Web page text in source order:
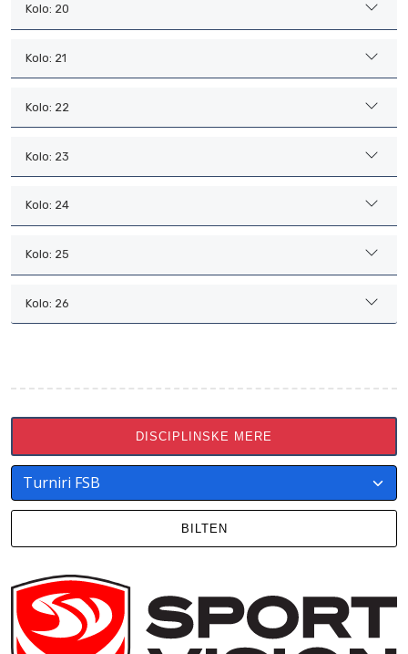
Kolo: 20
Kolo: 21
Kolo: 22
Kolo: 23
Kolo: 24
Kolo: 25
Kolo: 26
DISCIPLINSKE MERE
BILTEN